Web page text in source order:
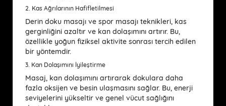
2. Kas Ağrılarının Hafifletilmesi
Derin doku masajı ve spor masajı teknikleri, kas
gerginliğini azaltır ve kan dolaşımını artırır. Bu,
özellikle yoğun fiziksel aktivite sonrası tercih edilen
bir yöntemdir.
3. Kan Dolaşımını İyileştirme
Masaj, kan dolaşımını artırarak dokulara daha
fazla oksijen ve besin ulaşmasını sağlar. Bu, enerji
seviyelerini yükseltir ve genel vücut sağlığını